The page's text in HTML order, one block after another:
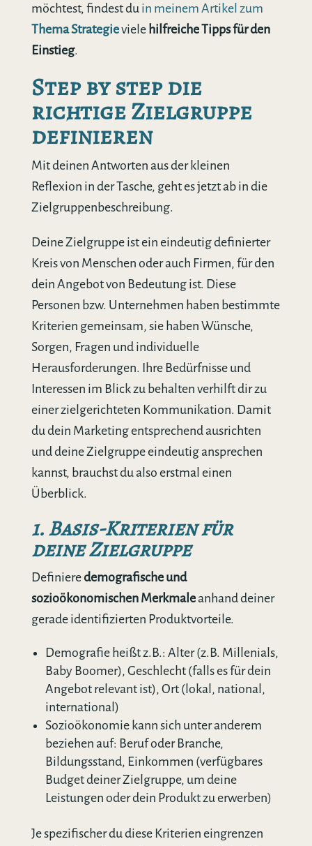
möchtest, findest du in meinem Artikel zum
Thema Strategieviele hilfreiche Tipps für den
Einstieg.
Step by step die
richtige Zielgruppe
definieren
Mit deinen Antworten aus der kleinen
Reflexion in der Tasche, geht es jetzt ab in die
Zielgruppenbeschreibung.
Deine Zielgruppe ist ein eindeutig definierter
Kreis von Menschen oder auch Firmen, für den
dein Angebot von Bedeutung ist. Diese
Personen bzw. Unternehmen haben bestimmte
Kriterien gemeinsam, sie haben Wünsche,
Sorgen, Fragen und individuelle
Herausforderungen. Ihre Bedürfnisse und
Interessen im Blick zu behalten verhilft dir zu
einer zielgerichteten Kommunikation. Damit
du dein Marketing entsprechend ausrichten
und deine Zielgruppe eindeutig ansprechen
kannst, brauchst du also erstmal einen
Überblick.
1. Basis-Kriterien für
deine Zielgruppe
Definieredemografische und
sozioökonomischen Merkmaleanhand deiner
gerade identifizierten Produktvorteile.
Demografie heißt z.B.: Alter (z.B. Millenials,
Baby Boomer), Geschlecht (falls es für dein
Angebot relevant ist), Ort (lokal, national,
international)
Sozioökonomie kann sich unter anderem
beziehen auf: Beruf oder Branche,
Bildungsstand, Einkommen (verfügbares
Budget deiner Zielgruppe, um deine
Leistungen oder dein Produkt zu erwerben)
Je spezifischer du diese Kriterien eingrenzen